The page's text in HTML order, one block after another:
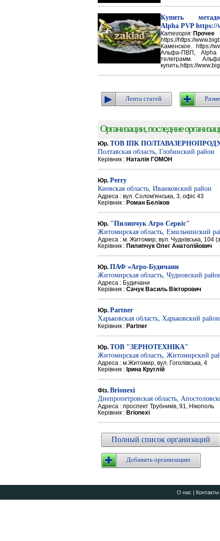
Купить
Alpha PVP https://
Категорія: Прочее
https://https://
Каменское. https://
Альфа-ПВП, Alpha
телеграмм.
купить.https://
Лента статей
Организации, последние
Юр. ТОВ ІПК
Полтавская область, Глобинский район
Керівник : Наталія ГОМОН
Юр. Perry
Киевская область, Иванковский район
Адреса : вул. Солом'янська, 3, офіс 43
Керівник : Роман Беліков
Юр. "Пилипчук Агро Сервіс"
Житомирская область, Емильчинский
Адреса : м. Житомир, вул. Чуднівська, 104
Керівник : Пилипчук Олег Анатолійович
Юр. ПАФ «Агро-Будичани
Житомирская область, Чудновский
Адреса : Будичани
Керівник : Сачук Василь Вікторович
Юр. Partner
Харьковская область, Харьковский район
Керівник : Partner
Юр. ТОВ "ЗЕРНОТЕХНІКА"
Житомирская область, Житомирский
Адреса : м.Житомир, вул. Гоголівська, 4
Керівник : Ірина Круглій
Фіз. Brionexi
Днепропетровская область,
Адреса : проспект Трубників, 91, Нікополь
Керівник : Brionexi
Полный список организаций
Добавить организацию
О нас | Контакты